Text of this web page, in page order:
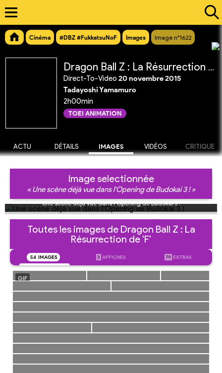
Cinéma #DBZ #FukkatsuNoF Images Image n°1622
Dragon Ball Z : La Résurrection de 'F'
Direct-To-Video 20 novembre 2015
Tadayoshi Yamamuro
2h00min
TOEI ANIMATION
ACTU DÉTAILS IMAGES VIDÉOS CRITIQUE
Image selectionnée
« Une scène déjà vue dans l'Opening de Budokai 3 ! »
Une scène déjà vue dans l'Opening de Budokai 3 !
Toutes les images de Dragon Ball Z : La
Résurrection de 'F'
54 IMAGES 3 AFFICHES 79 EXTRAS